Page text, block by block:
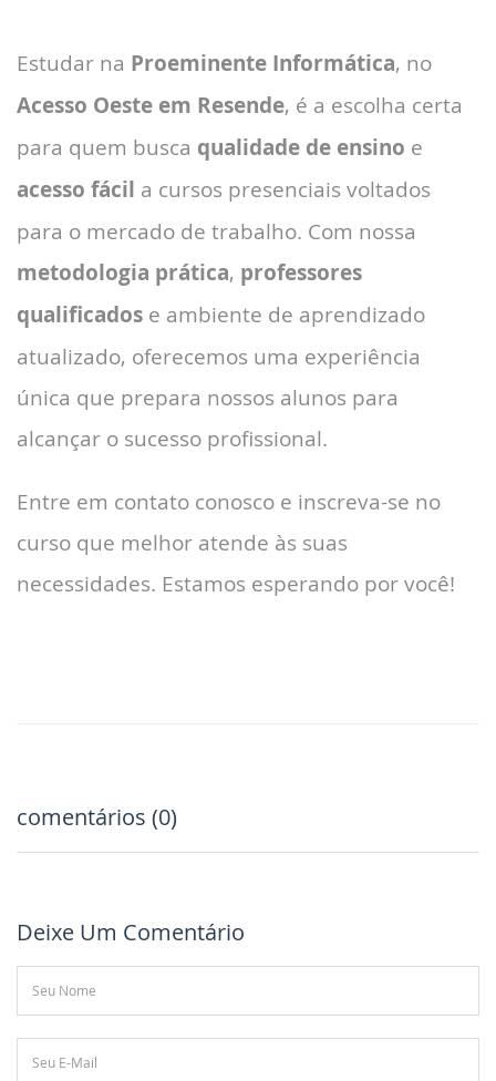
Estudar na Proeminente Informática, no
Acesso Oeste em Resende, é a escolha certa
para quem busca qualidade de ensino e
acesso fácil a cursos presenciais voltados
para o mercado de trabalho. Com nossa
metodologia prática, professores
qualificados e ambiente de aprendizado
atualizado, oferecemos uma experiência
única que prepara nossos alunos para
alcançar o sucesso profissional.
Entre em contato conosco e inscreva-se no
curso que melhor atende às suas
necessidades. Estamos esperando por você!
comentários (0)
Deixe Um Comentário